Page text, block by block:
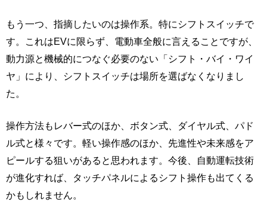
もう一つ、指摘したいのは操作系。特にシフトスイッチで
す。これはEVに限らず、電動車全般に言えることですが、
動力源と機械的につなぐ必要のない「シフト・バイ・ワイ
ヤ」により、シフトスイッチは場所を選ばなくなりまし
た。
操作方法もレバー式のほか、ボタン式、ダイヤル式、パド
ル式と様々です。軽い操作感のほか、先進性や未来感をア
ピールする狙いがあると思われます。今後、自動運転技術
が進化すれば、タッチパネルによるシフト操作も出てくる
かもしれません。